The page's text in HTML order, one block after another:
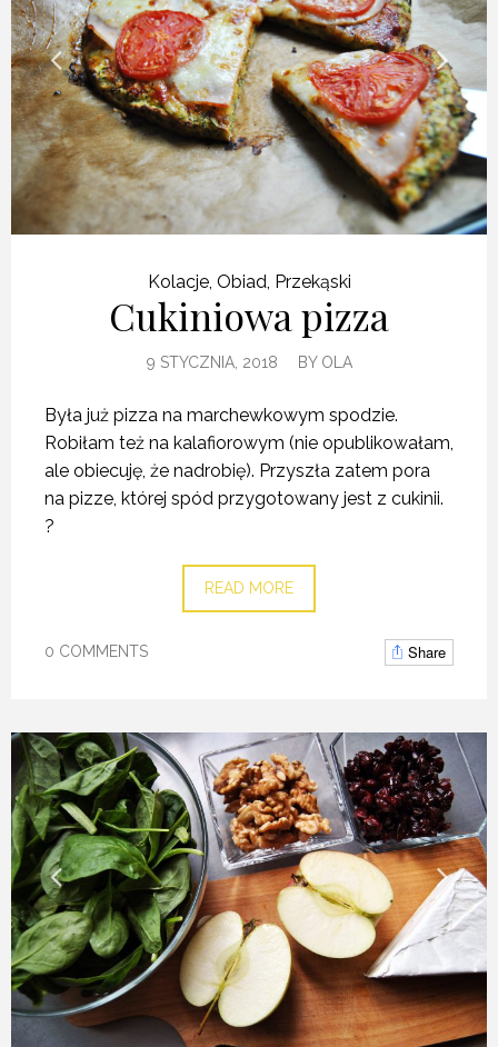
Kolacje, Obiad, Przekąski
Cukiniowa pizza
9 STYCZNIA, 2018 BY OLA
Była już pizza na marchewkowym spodzie.
Robiłam też na kalafiorowym (nie opublikowałam,
ale obiecuję, że nadrobię). Przyszła zatem pora
na pizze, której spód przygotowany jest z cukinii.
?
READ MORE
0 COMMENTS Share